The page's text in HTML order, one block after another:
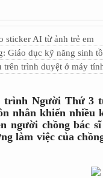
sticker AI từ ảnh trẻ em
Giáo dục kỹ năng sinh
trình duyệt ở máy
trình Người Thứ 3
nhân khiến
người chồng bác
làm việc của